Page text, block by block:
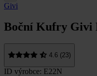
Givi
Boční Kufry Givi
4.6 (23)
ID výrobce: E22N